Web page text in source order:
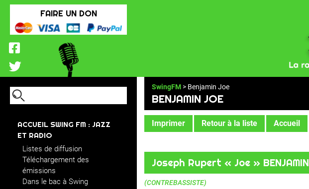
FAIRE UN DON
ACCUEIL SWING FM : JAZZ
ET RADIO
Listes de diffusion
Téléchargement des
émissions
Dans le bac à Swing
SwingFM > Benjamin Joe
BENJAMIN JOE
Imprimer Retour à la liste Accueil
Joseph Rupert « Joe » BENJAMIN
(CONTREBASSISTE)